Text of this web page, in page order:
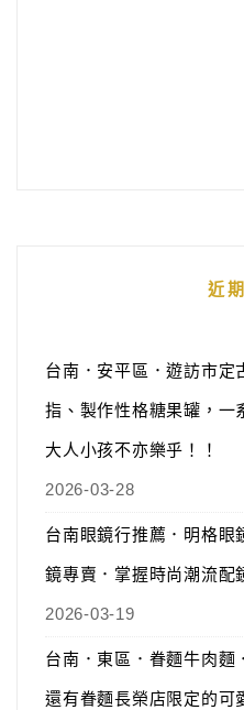
近
台南．安平區．遊訪市定
指、製作性格糖果罐，一
大人小孩不亦樂乎！！
2026-03-28
台南眼鏡行推薦．明格眼
鏡專賣．掌握時尚潮流配
2026-03-19
台南．東區．眷麵牛肉麵
還有眷麵長榮店限定的可